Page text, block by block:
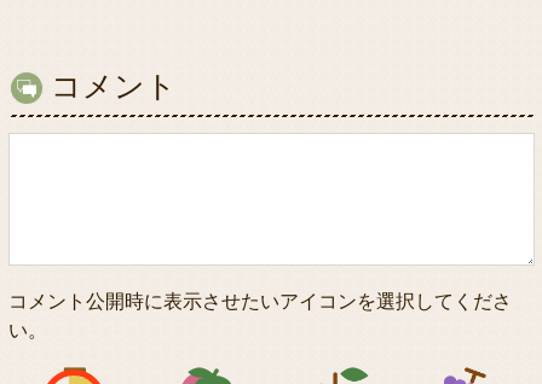
コメント
コメント公開時に表示させたいアイコンを選択してくださ
い。
アイコン1 アイコン2 アイコン3